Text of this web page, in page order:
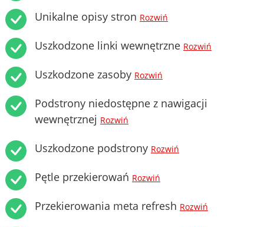
Unikalne opisy stron Rozwiń
Uszkodzone linki wewnętrzne Rozwiń
Uszkodzone zasoby Rozwiń
Podstrony niedostępne z nawigacji
wewnętrznej Rozwiń
Uszkodzone podstrony Rozwiń
Pętle przekierowań Rozwiń
Przekierowania meta refresh Rozwiń